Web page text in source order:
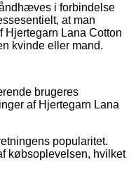
i forbindelse
at man
Hjertegarn Lana Cotton
kvinde eller mand.
brugeres
af Hjertegarn Lana
popularitet.
købsoplevelsen, hvilket